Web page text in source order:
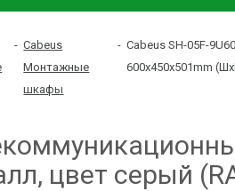
- Cabeus
Монтажные
шкафы
- Cabeus SH-05F-
600x450x501mm
цвет серый